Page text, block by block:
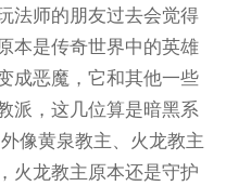
法师的朋友过去会觉得
本是传奇世界中的英雄
成恶魔，它和其他一些
派，这几位算是暗黑系
像黄泉教主、火龙教主
火龙教主原本还是守护